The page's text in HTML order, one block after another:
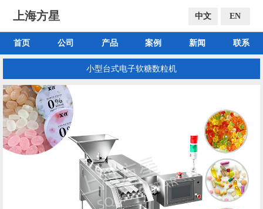
上海方星 中文 EN
首页 公司 产品 案例 新闻 联系
小型台式电子软糖数粒机